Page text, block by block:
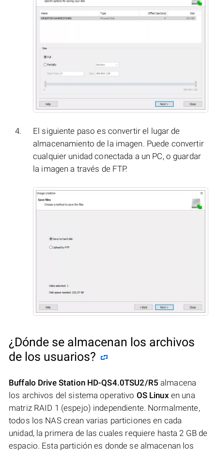
El siguiente paso es convertir el lugar de
almacenamiento de la imagen. Puede convertir
cualquier unidad conectada a un PC, o guardar
la imagen a través de FTP.
¿Dónde se almacenan los archivos
de los usuarios?
Buffalo Drive Station HD-QS4.0TSU2/R5 almacena
los archivos del sistema operativo OS Linux en una
matriz RAID 1 (espejo) independiente. Normalmente,
todos los NAS crean varias particiones en cada
unidad, la primera de las cuales requiere hasta 2 GB de
espacio. Esta partición es donde se almacenan los